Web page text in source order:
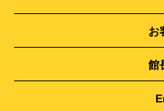
お
館